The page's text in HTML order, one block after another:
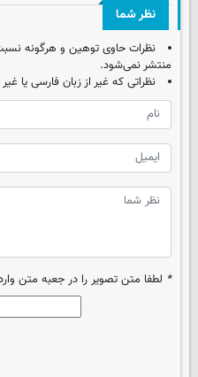
نظر شما
نظرات حاوی توهین و هرگونه
منتشر نمی‌شود.
نظراتی که غیر از زبان فارسی یا
* لطفا متن تصویر را در جعبه متن